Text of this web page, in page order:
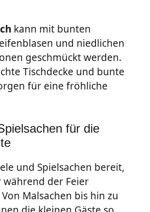
kann mit bunten
und niedlichen
geschmückt werden.
Tischdecke und bunte
für eine fröhliche
für die
und Spielsachen bereit,
während der Feier
Malsachen bis hin zu